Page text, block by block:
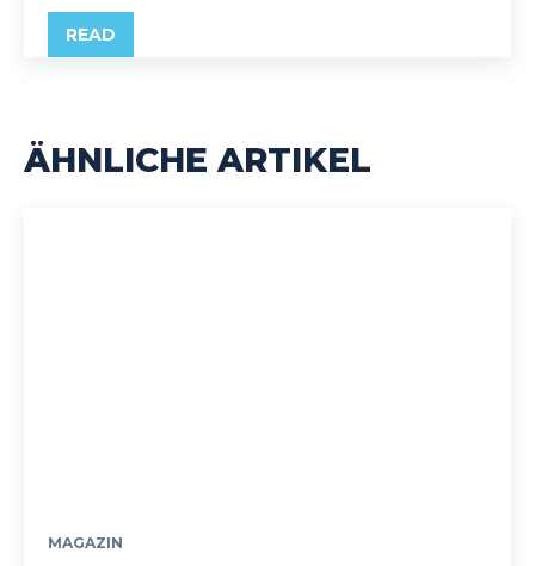
READ
ÄHNLICHE ARTIKEL
MAGAZIN